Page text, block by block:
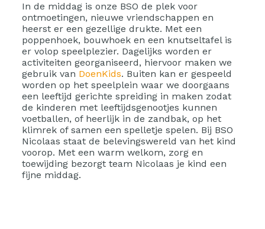
In de middag is onze BSO de plek voor
ontmoetingen, nieuwe vriendschappen en
heerst er een gezellige drukte. Met een
poppenhoek, bouwhoek en een knutseltafel is
er volop speelplezier. Dagelijks worden er
activiteiten georganiseerd, hiervoor maken we
gebruik van DoenKids. Buiten kan er gespeeld
worden op het speelplein waar we doorgaans
een leeftijd gerichte spreiding in maken zodat
de kinderen met leeftijdsgenootjes kunnen
voetballen, of heerlijk in de zandbak, op het
klimrek of samen een spelletje spelen. Bij BSO
Nicolaas staat de belevingswereld van het kind
voorop. Met een warm welkom, zorg en
toewijding bezorgt team Nicolaas je kind een
fijne middag.